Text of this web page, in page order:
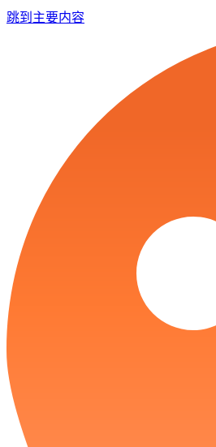
跳到主要内容